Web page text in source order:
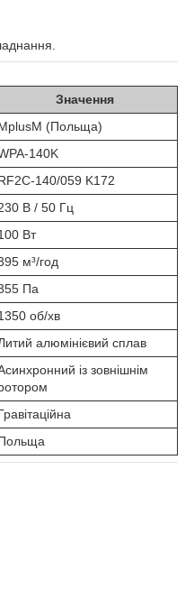
Значення
(Польща)
140K
140/059 K172
В / 50 Гц
Вт
м³/год
Па
об/хв
алюмінієвий сплав
із зовнішнім